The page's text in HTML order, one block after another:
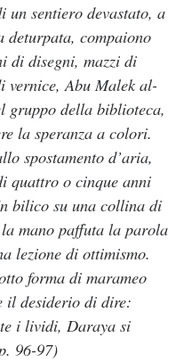
sentiero devastato, a
compaiono
di disegni, mazzi di
Abu Malek al-
gruppo della biblioteca,
la speranza a colori.
spostamento d’aria,
quattro o cinque anni
bilico su una collina di
mano paffuta la parola
lezione di ottimismo.
forma di marameo
desiderio di dire:
i lividi, Daraya si
96-97)